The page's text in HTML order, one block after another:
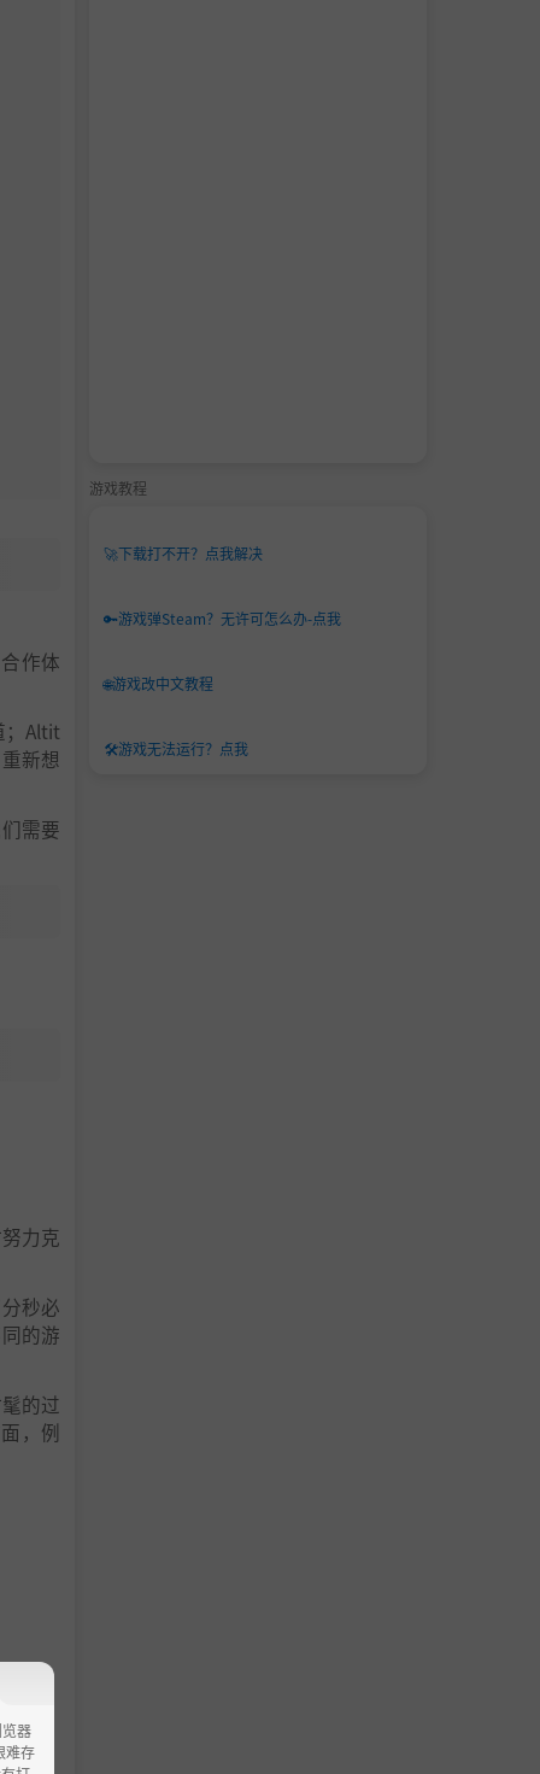
作体
；Altit
新想
需要
31
致命
秒必
格而
力克
秒必
的游
的过
，例
游戏教程
🚀下载打不开？点我解决
🔑游戏弹Steam？无许可怎么办-点我
🌐游戏改中文教程
🛠️游戏无法运行？点我
器
难存